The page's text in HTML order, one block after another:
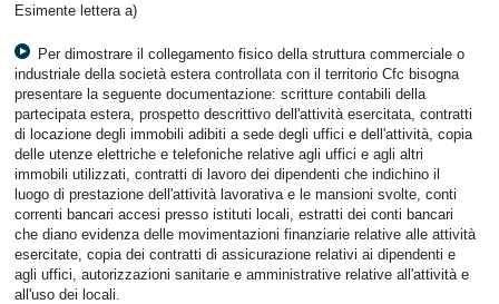
Esimente lettera a)
Per dimostrare il collegamento fisico della struttura commerciale o
industriale della società estera controllata con il territorio Cfc bisogna
presentare la seguente documentazione: scritture contabili della
partecipata estera, prospetto descrittivo dell'attività esercitata, contratti
di locazione degli immobili adibiti a sede degli uffici e dell'attività, copia
delle utenze elettriche e telefoniche relative agli uffici e agli altri
immobili utilizzati, contratti di lavoro dei dipendenti che indichino il
luogo di prestazione dell'attività lavorativa e le mansioni svolte, conti
correnti bancari accesi presso istituti locali, estratti dei conti bancari
che diano evidenza delle movimentazioni finanziarie relative alle attività
esercitate, copia dei contratti di assicurazione relativi ai dipendenti e
agli uffici, autorizzazioni sanitarie e amministrative relative all'attività e
all'uso dei locali.